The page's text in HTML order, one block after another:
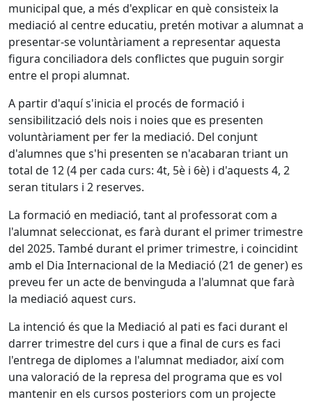
municipal que, a més d'explicar en què consisteix la
mediació al centre educatiu, pretén motivar a alumnat a
presentar-se voluntàriament a representar aquesta
figura conciliadora dels conflictes que puguin sorgir
entre el propi alumnat.
A partir d'aquí s'inicia el procés de formació i
sensibilització dels nois i noies que es presenten
voluntàriament per fer la mediació. Del conjunt
d'alumnes que s'hi presenten se n'acabaran triant un
total de 12 (4 per cada curs: 4t, 5è i 6è) i d'aquests 4, 2
seran titulars i 2 reserves.
La formació en mediació, tant al professorat com a
l'alumnat seleccionat, es farà durant el primer trimestre
del 2025. També durant el primer trimestre, i coincidint
amb el Dia Internacional de la Mediació (21 de gener) es
preveu fer un acte de benvinguda a l'alumnat que farà
la mediació aquest curs.
La intenció és que la Mediació al pati es faci durant el
darrer trimestre del curs i que a final de curs es faci
l'entrega de diplomes a l'alumnat mediador, així com
una valoració de la represa del programa que es vol
mantenir en els cursos posteriors com un projecte